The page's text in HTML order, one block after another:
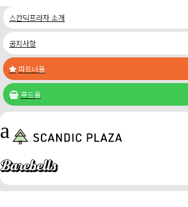
스칸딕프라자 소개
공지사항
 파트너몰
 푸드몰
a